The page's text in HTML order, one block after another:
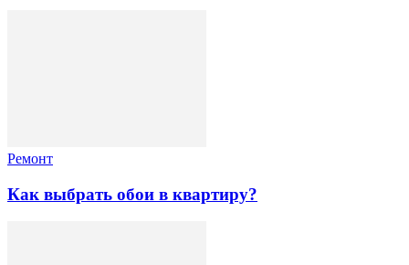
Ремонт
Как выбрать обои в квартиру?